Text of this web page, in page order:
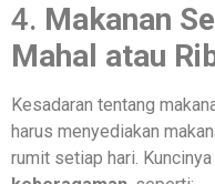
4. Makanan
Mahal atau
Kesadaran tentang
harus menyediakan
rumit setiap hari. Kuncinya